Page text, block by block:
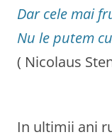
Dar cele mai
Nu le putem
( Nicolaus
In ultimii ani